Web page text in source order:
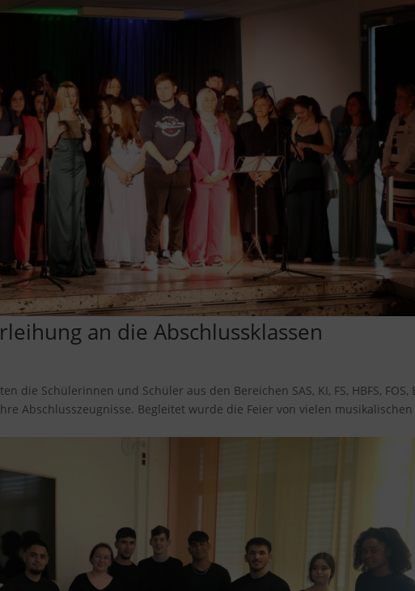
an die Abschlussklassen
die Schülerinnen und Schüler aus den Bereichen SAS, KI, FS, HBFS, FOS,
Abschlusszeugnisse. Begleitet wurde die Feier von vielen